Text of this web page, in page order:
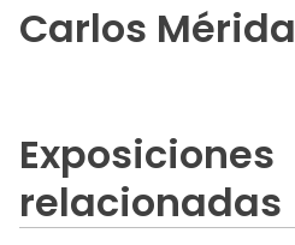
Carlos Mérida
Exposiciones
relacionadas